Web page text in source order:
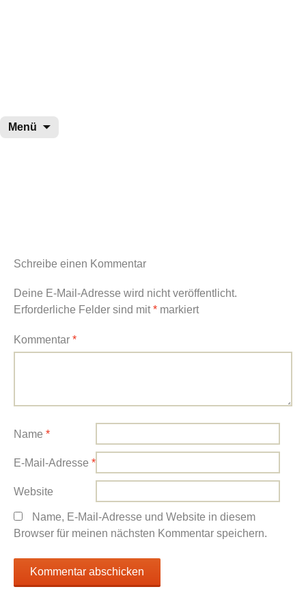
Menü
Schreibe einen Kommentar
Deine E-Mail-Adresse wird nicht veröffentlicht.
Erforderliche Felder sind mit* markiert
Kommentar *
Name *
E-Mail-Adresse *
Website
Name, E-Mail-Adresse und Website in diesem
Browser für meinen nächsten Kommentar speichern.